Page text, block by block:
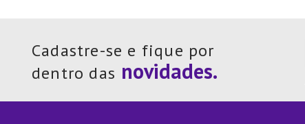
Cadastre-se e fique por
dentro das